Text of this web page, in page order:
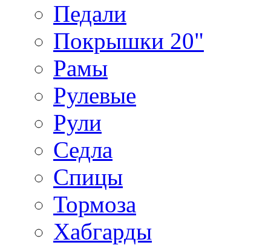
Педали
Покрышки 20"
Рамы
Рулевые
Рули
Седла
Спицы
Тормоза
Хабгарды